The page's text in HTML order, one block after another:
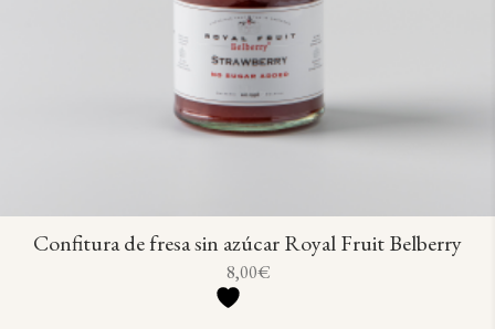
Confitura de fresa sin azúcar Royal Fruit Belberry
8,00€